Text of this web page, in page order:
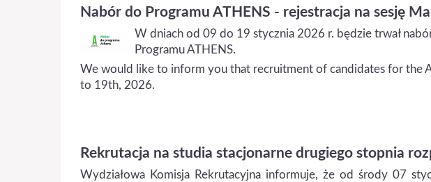
Nabór do Programu ATHENS - rejestracja na sesję
W dniach od 09 do 19 stycznia 2026 r. będzie trwał
Programu ATHENS.
We would like to inform you that recruitment of candidates for the
to 19th, 2026.
Rekrutacja na studia stacjonarne drugiego stopnia
Wydziałowa Komisja Rekrutacyjna informuje, że od środy 07